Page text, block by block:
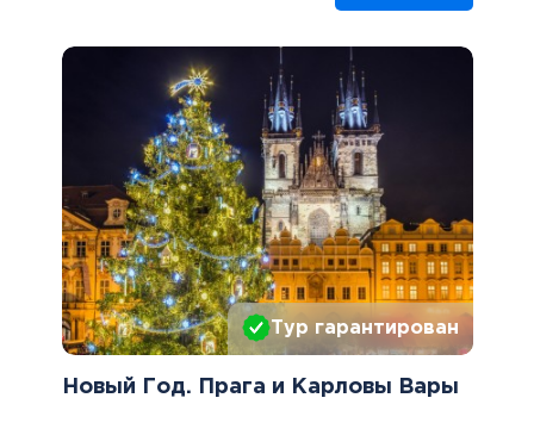
Тур гарантирован
Новый Год. Прага и Карловы Вары